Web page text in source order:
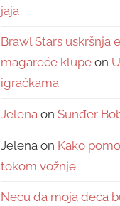
jaja
Brawl Stars uskršnja
magareće klupe on
igračkama
Jelena on Sunđer
Jelena on Kako
tokom vožnje
Neću da moja deca